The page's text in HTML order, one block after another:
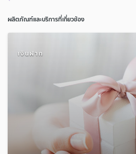
ผลิตภัณฑ์และบริการที่เกี่ยวข้อง
เงินฝาก